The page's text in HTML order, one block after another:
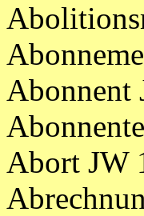
Abonnent
Abort JW